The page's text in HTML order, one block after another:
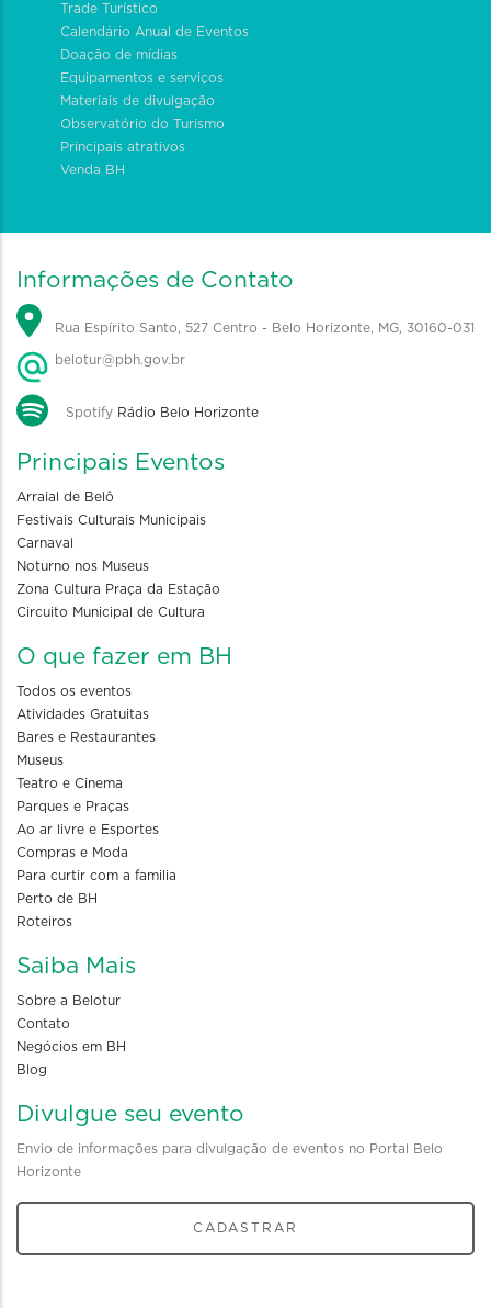
Trade Turístico
Calendário Anual de Eventos
Doação de mídias
Equipamentos e serviços
Materiais de divulgação
Observatório do Turismo
Principais atrativos
Venda BH
Informações de Contato
Rua Espírito Santo, 527 Centro - Belo Horizonte, MG, 30160-031
belotur@pbh.gov.br
Spotify Rádio Belo Horizonte
Principais Eventos
Arraial de Belô
Festivais Culturais Municipais
Carnaval
Noturno nos Museus
Zona Cultura Praça da Estação
Circuito Municipal de Cultura
O que fazer em BH
Todos os eventos
Atividades Gratuitas
Bares e Restaurantes
Museus
Teatro e Cinema
Parques e Praças
Ao ar livre e Esportes
Compras e Moda
Para curtir com a familia
Perto de BH
Roteiros
Saiba Mais
Sobre a Belotur
Contato
Negócios em BH
Blog
Divulgue seu evento
Envio de informações para divulgação de eventos no Portal Belo
Horizonte
CADASTRAR